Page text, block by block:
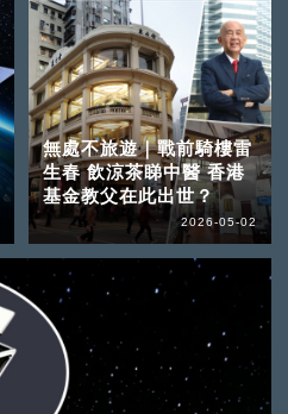
無處不旅遊｜戰前騎樓雷
生春 飲涼茶睇中醫 香港
基金教父在此出世？
2026-05-02